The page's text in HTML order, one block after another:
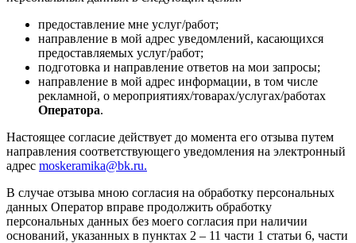
предоставление мне услуг/работ;
направление в мой адрес уведомлений, касающихся
предоставляемых услуг/работ;
подготовка и направление ответов на мои запросы;
направление в мой адрес информации, в том числе
рекламной, о мероприятиях/товарах/услугах/работах
Оператора.
Настоящее согласие действует до момента его отзыва путем
направления соответствующего уведомления на электронный
адрес moskeramika@bk.ru.
В случае отзыва мною согласия на обработку персональных
данных Оператор вправе продолжить обработку
персональных данных без моего согласия при наличии
оснований, указанных в пунктах 2 – 11 части 1 статьи 6, части